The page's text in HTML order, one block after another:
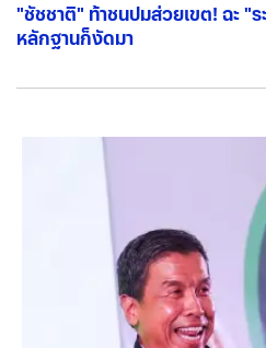
"ชัชชาติ" ท้าชนปมส่วยเขต! ฉะ "
หลักฐานก็งัดมา